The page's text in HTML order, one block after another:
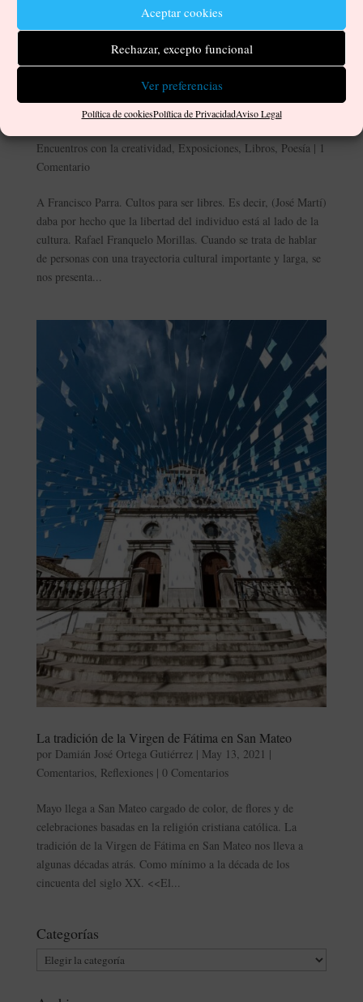
Aceptar cookies
Rechazar, excepto funcional
Ver preferencias
Política de cookiesPolítica de PrivacidadAviso Legal
Encuentros con la creatividad: Rafael Franquelo
Encuentros con la creatividad, Exposiciones, Libros, Poesía| 1
Comentario
A Francisco Parra. Cultos para ser libres. Es decir, (José Martí)
daba por hecho que la libertad del individuo está al lado de la
cultura. Rafael Franquelo Morillas. Cuando se trata de hablar
de personas con una trayectoria cultural importante y larga, se
nos presenta...
La tradición de la Virgen de Fátima en San Mateo
por Damián José Ortega Gutiérrez| May 13, 2021 |
Comentarios, Reflexiones| 0 Comentarios
Mayo llega a San Mateo cargado de color, de flores y de
celebraciones basadas en la religión cristiana católica. La
tradición de la Virgen de Fátima en San Mateo nos lleva a
algunas décadas atrás. Como mínimo a la década de los
cincuenta del siglo XX. <<El...
Categorías
Categorías